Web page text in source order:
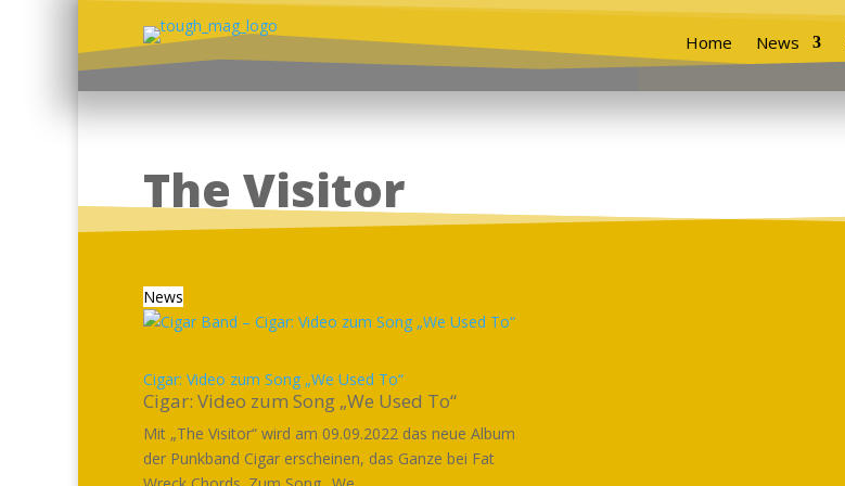
Home News
The Visitor
News
Cigar: Video zum Song „We Used To“
Cigar: Video zum Song „We Used To“
Mit „The Visitor“ wird am 09.09.2022 das neue Album
der Punkband Cigar erscheinen, das Ganze bei Fat